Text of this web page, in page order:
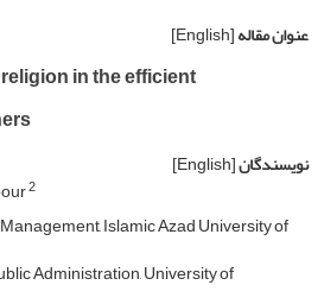
عنوان مقاله[English]
in the efficient
نویسندگان[English]
2
Islamic Azad University of
Administration, University of